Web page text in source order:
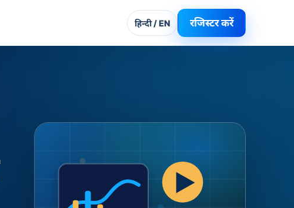
हिन्दी / EN रजिस्टर करें